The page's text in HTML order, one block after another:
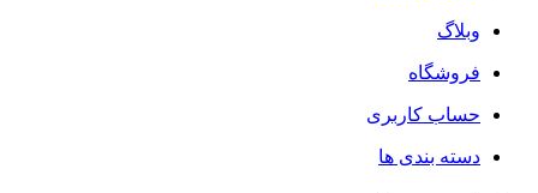
وبلاگ
فروشگاه
حساب کاربری
دسته بندی ها